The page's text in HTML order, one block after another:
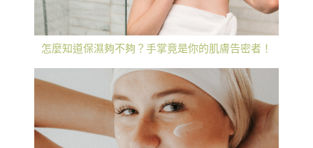
怎麼知道保濕夠不夠？手掌竟是你的肌膚告密者！